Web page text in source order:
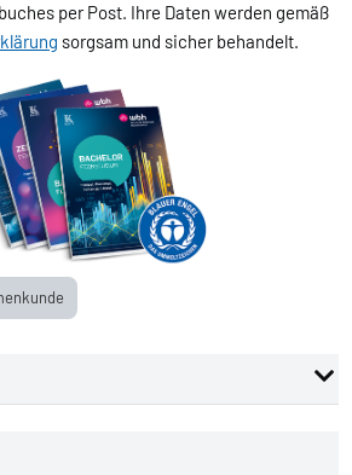
per Post. Ihre Daten werden gemäß
sorgsam und sicher behandelt.